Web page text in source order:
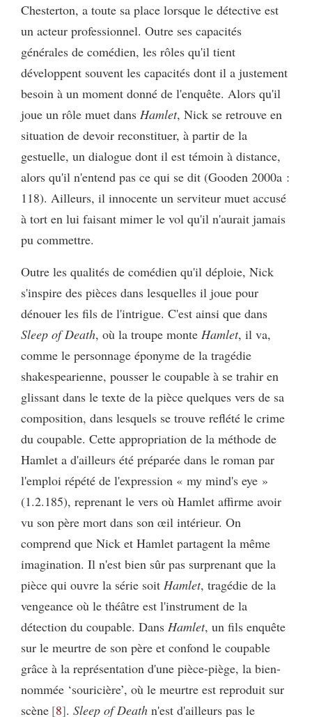
Chesterton, a toute sa place lorsque le détective est
un acteur professionnel. Outre ses capacités
générales de comédien, les rôles qu'il tient
développent souvent les capacités dont il a justement
besoin à un moment donné de l'enquête. Alors qu'il
joue un rôle muet dans Hamlet, Nick se retrouve en
situation de devoir reconstituer, à partir de la
gestuelle, un dialogue dont il est témoin à distance,
alors qu'il n'entend pas ce qui se dit (Gooden 2000a :
118). Ailleurs, il innocente un serviteur muet accusé
à tort en lui faisant mimer le vol qu'il n'aurait jamais
pu commettre.
Outre les qualités de comédien qu'il déploie, Nick
s'inspire des pièces dans lesquelles il joue pour
dénouer les fils de l'intrigue. C'est ainsi que dans
Sleep of Death, où la troupe monte Hamlet, il va,
comme le personnage éponyme de la tragédie
shakespearienne, pousser le coupable à se trahir en
glissant dans le texte de la pièce quelques vers de sa
composition, dans lesquels se trouve reflété le crime
du coupable. Cette appropriation de la méthode de
Hamlet a d'ailleurs été préparée dans le roman par
l'emploi répété de l'expression « my mind's eye »
(1.2.185), reprenant le vers où Hamlet affirme avoir
vu son père mort dans son œil intérieur. On
comprend que Nick et Hamlet partagent la même
imagination. Il n'est bien sûr pas surprenant que la
pièce qui ouvre la série soit Hamlet, tragédie de la
vengeance où le théâtre est l'instrument de la
détection du coupable. Dans Hamlet, un fils enquête
sur le meurtre de son père et confond le coupable
grâce à la représentation d'une pièce-piège, la bien-
nommée ‘souricière’, où le meurtre est reproduit sur
scène 8 . Sleep of Deathn'est d'ailleurs pas le